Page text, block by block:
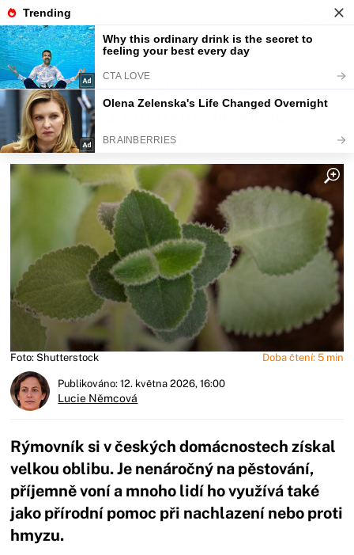
Fajntip.cz Zdraví a vztahy
Tato rostlina spolehlivě vyhání
octomilky z kuchyně. Navíc je
nenáročná a léčivá
Foto: Shutterstock Doba čtení: 5 min
Publikováno: 12. května 2026, 16:00
Lucie Němcová
Rýmovník si v českých domácnostech získal
velkou oblibu. Je nenáročný na pěstování,
příjemně voní a mnoho lidí ho využívá také
jako přírodní pomoc při nachlazení nebo proti
hmyzu.